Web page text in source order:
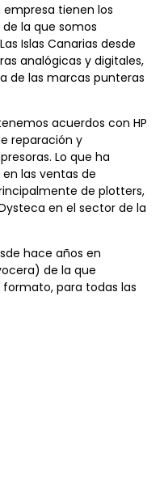
tienen los
la que somos
Islas Canarias desde
analógicas y digitales,
de las marcas punteras
acuerdos con HP
reparación y
Lo que ha
las ventas de
de plotters,
en el sector de la
hace años en
de la que
para todas las